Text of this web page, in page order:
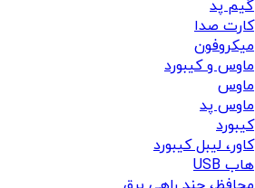
گیم پد
کارت صدا
میکروفون
ماوس و کیبورد
ماوس
ماوس پد
کیبورد
کاور، لیبل کیبورد
هاب USB